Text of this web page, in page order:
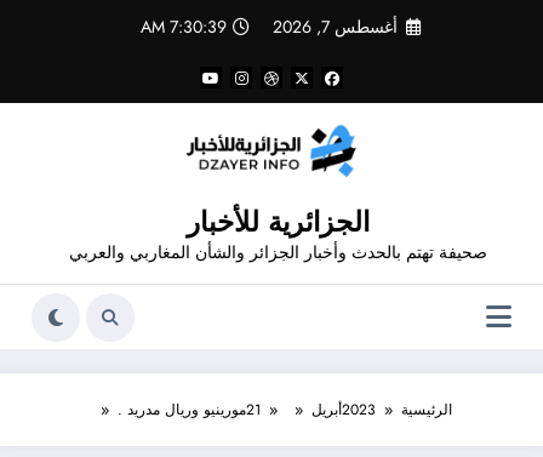
أغسطس 7, 2026 7:30:39 AM
الجزائرية للأخبار
صحيفة تهتم بالحدث وأخبار الجزائر والشأن المغاربي والعربي
الرئيسية 2023أبريل 21مورينيو وريال مدريد .